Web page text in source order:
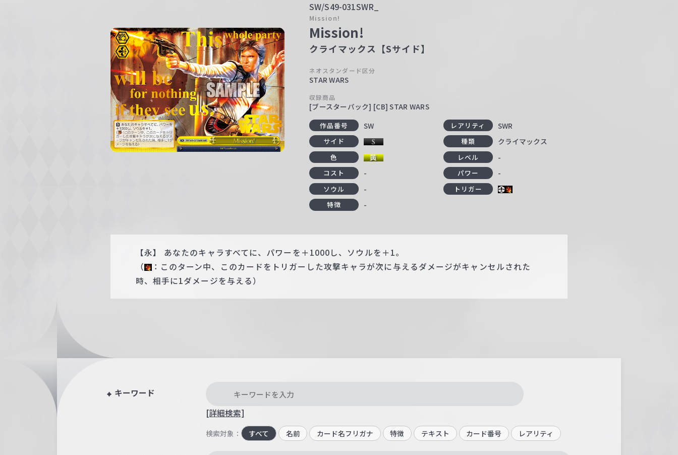
SW/S49-031SWR_
Mission!
Mission!
クライマックス【Sサイド】
ネオスタンダード区分
STAR WARS
収録商品
[ブースターパック] [CB] STAR WARS
作品番号 SW レアリティ SWR
サイド 種類 クライマックス
色 レベル -
コスト - パワー -
ソウル -
トリガー
特徴
-
【永】 あなたのキャラすべてに、パワーを＋1000し、ソウルを＋1。
（
：このターン中、このカードをトリガーした攻撃キャラが次に与えるダメージがキャンセルされた
時、相手に1ダメージを与える）
キーワード
[詳細検索]
検索対象： すべて 名前 カード名フリガナ 特徴 テキスト カード番号 レアリティ